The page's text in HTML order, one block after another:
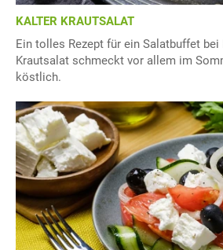
KALTER KRAUTSALAT
Ein tolles Rezept für ein Salatbuffet bei
Krautsalat schmeckt vor allem im
köstlich.